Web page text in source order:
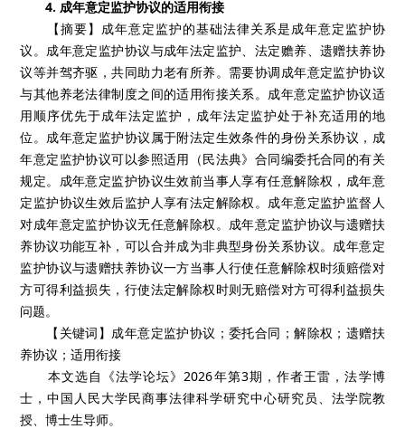
4. 成年意定监护协议的适用衔接
【摘要】成年意定监护的基础法律关系是成年意定监护协
议。成年意定监护协议与成年法定监护、法定赡养、遗赠扶养协
议等并驾齐驱，共同助力老有所养。需要协调成年意定监护协议
与其他养老法律制度之间的适用衔接关系。成年意定监护协议适
用顺序优先于成年法定监护，成年法定监护处于补充适用的地
位。成年意定监护协议属于附法定生效条件的身份关系协议，成
年意定监护协议可以参照适用（民法典》合同编委托合同的有关
规定。成年意定监护协议生效前当事人享有任意解除权，成年意
定监护协议生效后监护人享有法定解除权。成年意定监护监督人
对成年意定监护协议无任意解除权。成年意定监护协议与遗赠扶
养协议功能互补，可以合并成为非典型身份关系协议。成年意定
监护协议与遗赠扶养协议一方当事人行使任意解除权时须赔偿对
方可得利益损失，行使法定解除权时则无赔偿对方可得利益损失
问题。
【关键词】成年意定监护协议；委托合同；解除权；遗赠扶
养协议；适用衔接
本文选自《法学论坛》2026年第3期，作者王雷，法学博
士，中国人民大学民商事法律科学研究中心研究员、法学院教
授、博士生导师。